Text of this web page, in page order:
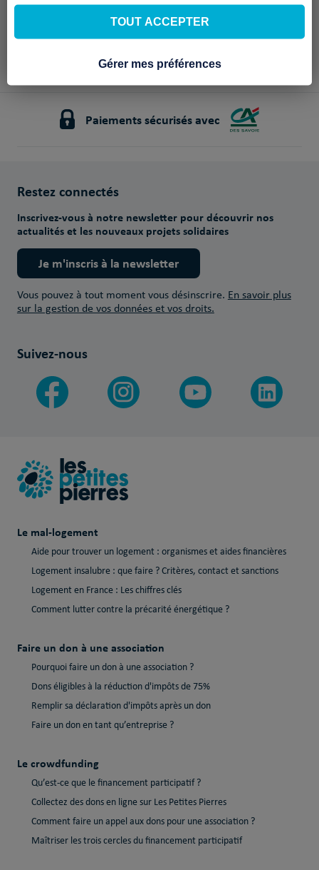
Paiements sécurisés avec
Restez connectés
Inscrivez-vous à notre newsletter pour découvrir nos
actualités et les nouveaux projets solidaires
Je m'inscris à la newsletter
Vous pouvez à tout moment vous désinscrire. En savoir plus
sur la gestion de vos données et vos droits.
Suivez-nous
Le mal-logement
Aide pour trouver un logement : organismes et aides financières
Logement insalubre : que faire ? Critères, contact et sanctions
Logement en France : Les chiffres clés
Comment lutter contre la précarité énergétique ?
Faire un don à une association
Pourquoi faire un don à une association ?
Dons éligibles à la réduction d'impôts de 75%
Remplir sa déclaration d'impôts après un don
Faire un don en tant qu’entreprise ?
Le crowdfunding
Qu’est-ce que le financement participatif ?
Collectez des dons en ligne sur Les Petites Pierres
Comment faire un appel aux dons pour une association ?
Maîtriser les trois cercles du financement participatif
TOUT ACCEPTER
Gérer mes préférences